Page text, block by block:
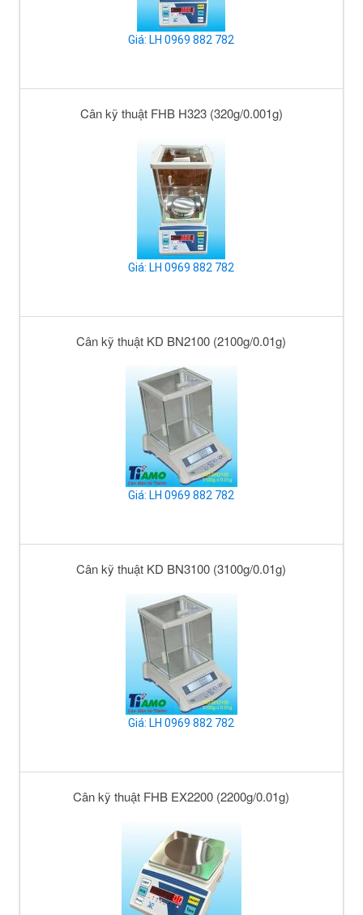
Giá: LH 0969 882 782
Cân kỹ thuật FHB H323 (320g/0.001g)
Giá: LH 0969 882 782
Cân kỹ thuật KD BN2100 (2100g/0.01g)
Giá: LH 0969 882 782
Cân kỹ thuật KD BN3100 (3100g/0.01g)
Giá: LH 0969 882 782
Cân kỹ thuật FHB EX2200 (2200g/0.01g)